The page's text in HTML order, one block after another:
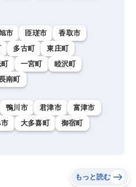
市 匝瑳市
香取市
多古町
東庄町
一宮町
睦沢町
南町
鴨川市 君津市
富津市
大多喜町
御宿町
もっと読む